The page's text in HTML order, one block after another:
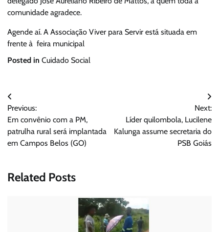
comunidade agradece.
Agende aí. A Associação Viver para Servir está situada em
frente à feira municipal
Posted in Cuidado Social
Navegação
de
Post
Previous:
Em convênio com a PM,
patrulha rural será implantada
em Campos Belos (GO)
Next:
Líder quilombola, Lucilene
Kalunga assume secretaria do
PSB Goiás
Related Posts